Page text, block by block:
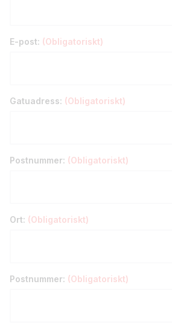
E-post: (Obligatoriskt)
Gatuadress: (Obligatoriskt)
Postnummer: (Obligatoriskt)
Ort: (Obligatoriskt)
Postnummer: (Obligatoriskt)